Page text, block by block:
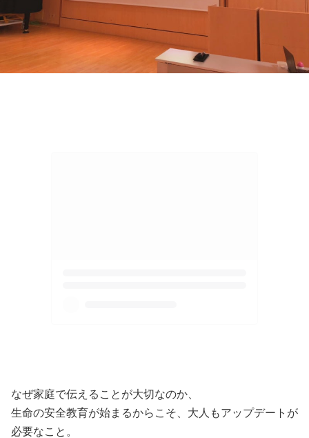
なぜ家庭で伝えることが大切なのか、
生命の安全教育が始まるからこそ、大人もアップデートが
必要なこと。